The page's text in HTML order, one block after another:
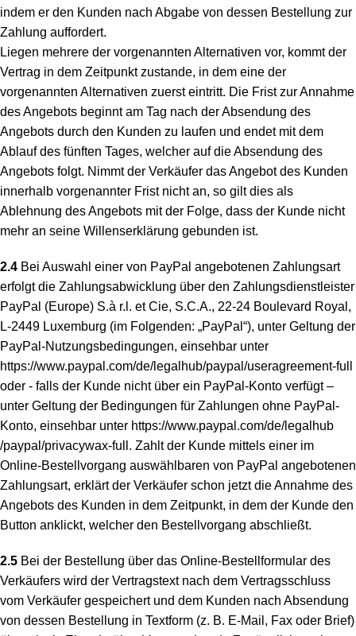
indem er den Kunden nach Abgabe von dessen Bestellung zur
Zahlung auffordert.
Liegen mehrere der vorgenannten Alternativen vor, kommt der
Vertrag in dem Zeitpunkt zustande, in dem eine der
vorgenannten Alternativen zuerst eintritt. Die Frist zur Annahme
des Angebots beginnt am Tag nach der Absendung des
Angebots durch den Kunden zu laufen und endet mit dem
Ablauf des fünften Tages, welcher auf die Absendung des
Angebots folgt. Nimmt der Verkäufer das Angebot des Kunden
innerhalb vorgenannter Frist nicht an, so gilt dies als
Ablehnung des Angebots mit der Folge, dass der Kunde nicht
mehr an seine Willenserklärung gebunden ist.
2.4 Bei Auswahl einer von PayPal angebotenen Zahlungsart
erfolgt die Zahlungsabwicklung über den Zahlungsdienstleister
PayPal (Europe) S.à r.l. et Cie, S.C.A., 22-24 Boulevard Royal,
L-2449 Luxemburg (im Folgenden: „PayPal“), unter Geltung der
PayPal-Nutzungsbedingungen, einsehbar unter
https://www.paypal.com/de/legalhub/paypal /useragreement-full
oder - falls der Kunde nicht über ein PayPal-Konto verfügt –
unter Geltung der Bedingungen für Zahlungen ohne PayPal-
Konto, einsehbar unter https://www.paypal.com/de/legalhub
/paypal /privacywax-full . Zahlt der Kunde mittels einer im
Online-Bestellvorgang auswählbaren von PayPal angebotenen
Zahlungsart, erklärt der Verkäufer schon jetzt die Annahme des
Angebots des Kunden in dem Zeitpunkt, in dem der Kunde den
Button anklickt, welcher den Bestellvorgang abschließt.
2.5 Bei der Bestellung über das Online-Bestellformular des
Verkäufers wird der Vertragstext nach dem Vertragsschluss
vom Verkäufer gespeichert und dem Kunden nach Absendung
von dessen Bestellung in Textform (z. B. E-Mail, Fax oder Brief)